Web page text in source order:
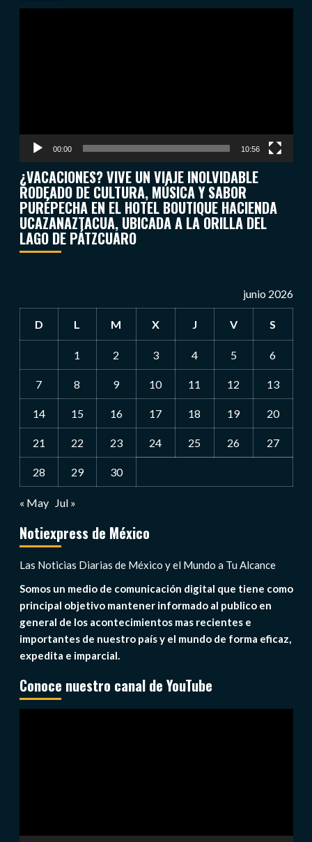
00:00 10:56
¿VACACIONES? VIVE UN VIAJE INOLVIDABLE
RODEADO DE CULTURA, MÚSICA Y SABOR
PURÉPECHA EN EL HOTEL BOUTIQUE HACIENDA
UCAZANAZTACUA, UBICADA A LA ORILLA DEL
LAGO DE PÁTZCUARO
junio 2026
D L M X J V S
1 2 3 4 5 6
7 8 9 10 11 12 13
14 15 16 17 18 19 20
21 22 23 24 25 26 27
28 29 30
« May Jul »
Notiexpress de México
Las Noticias Diarias de México y el Mundo a Tu Alcance
Somos un medio de comunicación digital que tiene como
principal objetivo mantener informado al publico en
general de los acontecimientos mas recientes e
importantes de nuestro país y el mundo de forma eficaz,
expedita e imparcial.
Conoce nuestro canal de YouTube